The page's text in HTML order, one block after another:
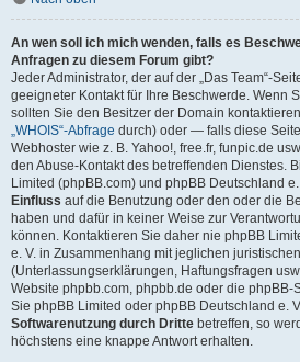
An wen soll ich mich wenden, falls es
Anfragen zu diesem Forum gibt?
Jeder Administrator, der auf der „Das Team“-
geeigneter Kontakt für Ihre Beschwerde. Wenn
sollten Sie den Besitzer der Domain
„WHOIS“-Abfrage durch) oder — falls diese
Webhoster wie z. B. Yahoo!, free.fr, funpic.de
den Abuse-Kontakt des betreffenden Dienstes.
Limited (phpBB.com) und phpBB Deutschland
Einfluss auf die Benutzung oder den oder die
haben und dafür in keiner Weise zur
können. Kontaktieren Sie daher nie phpBB
e. V. in Zusammenhang mit jeglichen
(Unterlassungserklärungen, Haftungsfragen
Website phpbb.com, phpbb.de oder die phpBB-
Sie phpBB Limited oder phpBB Deutschland e.
Softwarenutzung durch Dritte betreffen, so
höchstens eine knappe Antwort erhalten.